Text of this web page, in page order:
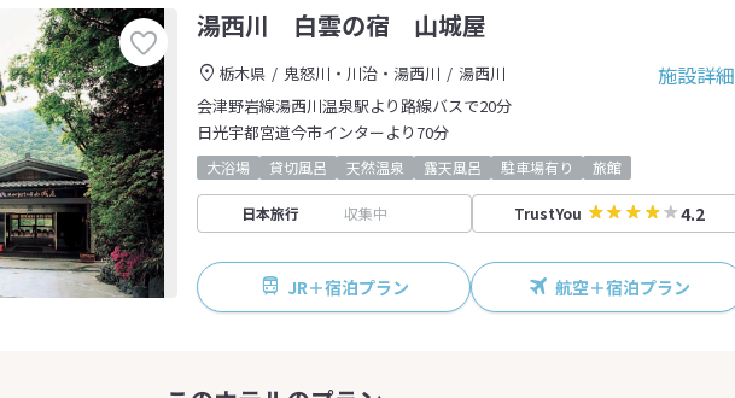
湯西川 白雲の宿 山城屋
施設詳細
栃木県 鬼怒川・川治・湯西川
湯西川
会津野岩線湯西川温泉駅より路線バスで20分
日光宇都宮道今市インターより70分
大浴場 貸切風呂 天然温泉 露天風呂 駐車場有り 旅館
日本旅行 収集中 TrustYou 4.2
JR＋宿泊プラン 航空＋宿泊プラン